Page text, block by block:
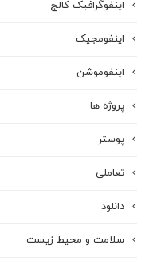
اینفوگرافیک کالج
اینفومجیک
اینفوموشن
پروژه ها
پوستر
تعاملی
دانلود
سلامت و محیط زیست